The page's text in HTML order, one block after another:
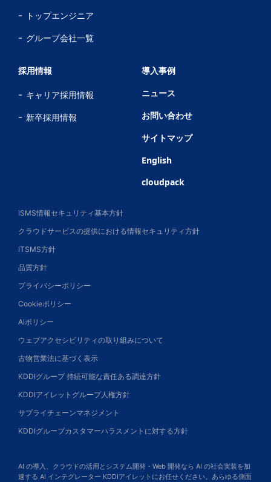
トップエンジニア
グループ会社一覧
採用情報
キャリア採用情報
新卒採用情報
導入事例
ニュース
お問い合わせ
サイトマップ
English
cloudpack
ISMS情報セキュリティ基本方針
クラウドサービスの提供における情報セキュリティ方針
ITSMS方針
品質方針
プライバシーポリシー
Cookieポリシー
AIポリシー
ウェブアクセシビリティの取り組みについて
古物営業法に基づく表示
KDDIグループ 持続可能な責任ある調達方針
KDDIアイレットグループ人権方針
サプライチェーンマネジメント
KDDIグループカスタマーハラスメントに対する方針
AI の導入、クラウドの活用とシステム開発・Web 開発なら AI の社会実装を加
速する AI インテグレーター KDDIアイレットにお任せください。あらゆる側面